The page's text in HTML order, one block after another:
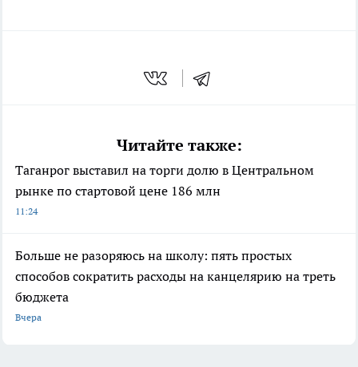
Читайте также:
Таганрог выставил на торги долю в Центральном
рынке по стартовой цене 186 млн
11:24
Больше не разоряюсь на школу: пять простых
способов сократить расходы на канцелярию на треть
бюджета
Вчера